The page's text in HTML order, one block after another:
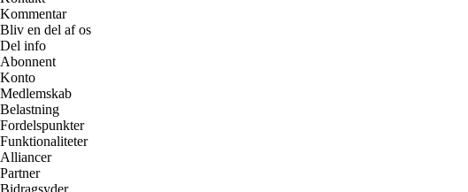
Kommentar
Bliv en del af os
Del info
Abonnent
Konto
Medlemskab
Belastning
Fordelspunkter
Funktionaliteter
Alliancer
Partner
Bidragsyder